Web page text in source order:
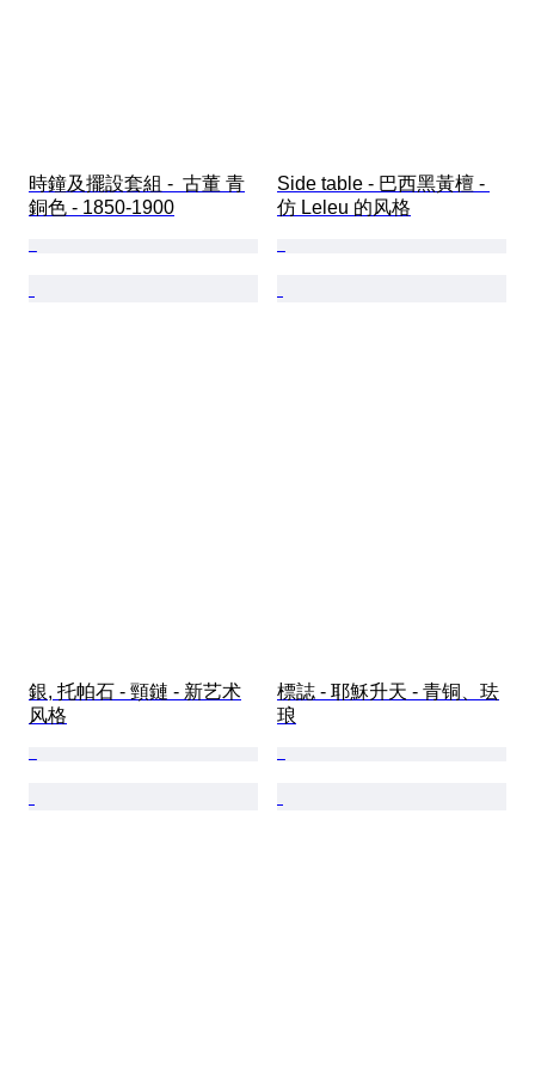
時鐘及擺設套組 -  古董 青
銅色 - 1850-1900
Side table - 巴西黑黃檀 -
仿 Leleu 的风格
銀, 托帕石 - 頸鏈 - 新艺术
风格
標誌 - 耶穌升天 - 青铜、珐
琅